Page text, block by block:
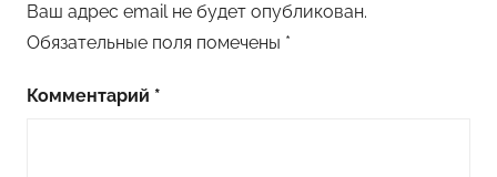
Ваш адрес email не будет опубликован.
Обязательные поля помечены *
Комментарий *